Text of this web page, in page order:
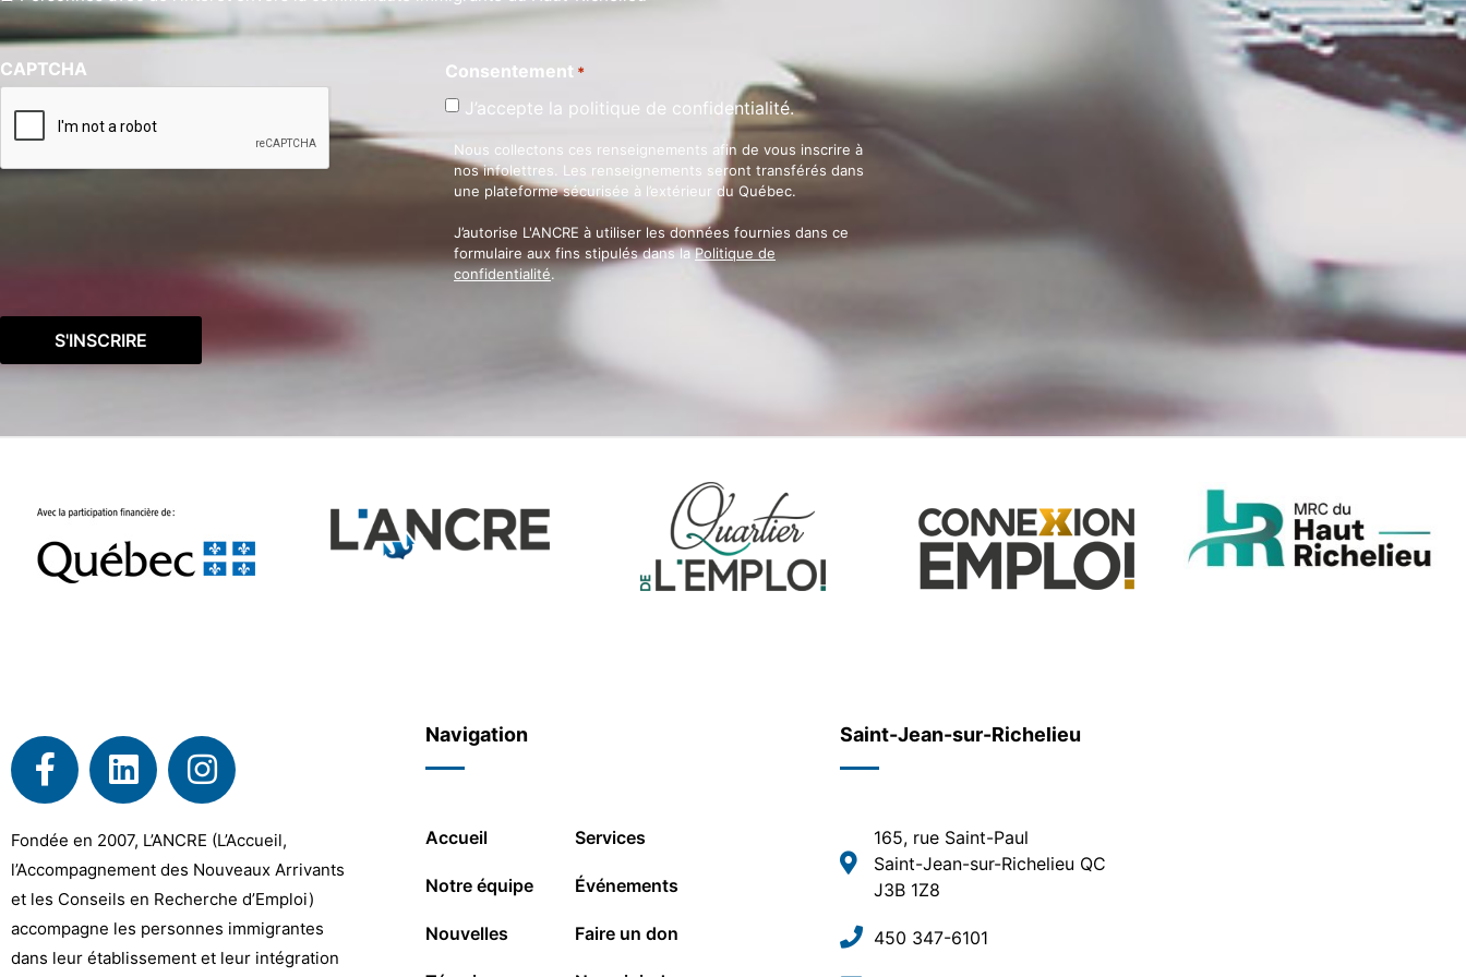
CAPTCHA Consentement *
J’accepte la politique de confidentialité.
Nous collectons ces renseignements afin de vous inscrire à
nos infolettres. Les renseignements seront transférés dans
une plateforme sécurisée à l’extérieur du Québec.
J’autorise L'ANCRE à utiliser les données fournies dans ce
formulaire aux fins stipulés dans laPolitique de
confidentialité.
Fondée en 2007, L’ANCRE (L’Accueil,
l’Accompagnement des Nouveaux Arrivants
et les Conseils en Recherche d’Emploi)
accompagne les personnes immigrantes
dans leur établissement et leur intégration
Navigation
Accueil
Notre équipe
Nouvelles
Services
Événements
Faire un don
Saint-Jean-sur-Richelieu
165, rue Saint-Paul
Saint-Jean-sur-Richelieu QC
J3B 1Z8
450 347-6101